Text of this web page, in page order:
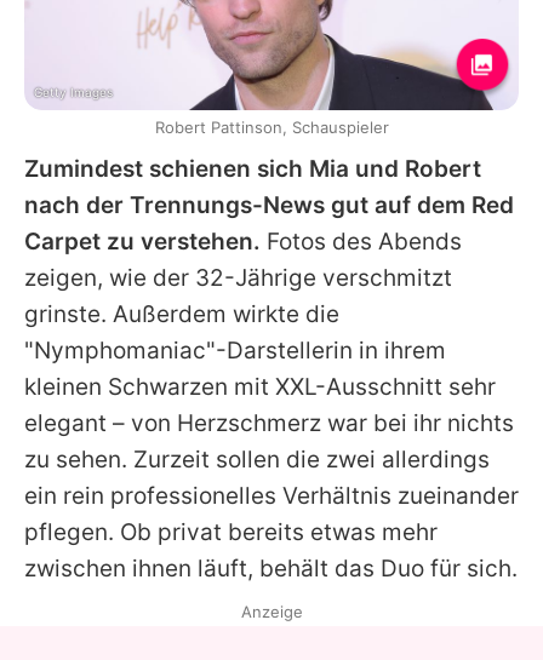
Zumindest schienen sich Mia und Robert
nach der Trennungs-News gut auf dem Red
Carpet zu verstehen. Fotos des Abends
zeigen, wie der 32-Jährige verschmitzt
grinste. Außerdem wirkte die
"Nymphomaniac"-Darstellerin in ihrem
kleinen Schwarzen mit XXL-Ausschnitt sehr
elegant – von Herzschmerz war bei ihr nichts
zu sehen. Zurzeit sollen die zwei allerdings
ein rein professionelles Verhältnis zueinander
pflegen. Ob privat bereits etwas mehr
zwischen ihnen läuft, behält das Duo für sich.
Getty Images
Robert Pattinson, Schauspieler
Anzeige